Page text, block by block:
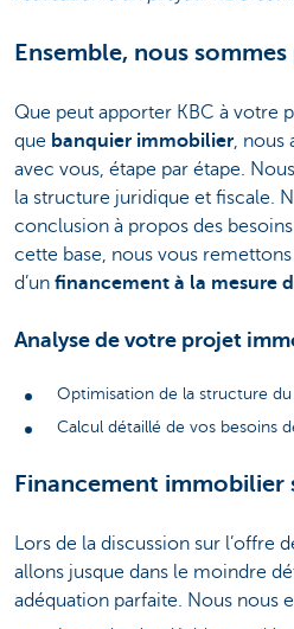
Ensemble, nous
Que peut apporter KBC à votre
que banquier immobilier, nous
avec vous, étape par étape.
la structure juridique et fiscale.
conclusion à propos des
cette base, nous vous
d’un financement à la mesure
Analyse de votre projet
Optimisation de la structure
Calcul détaillé de vos besoins
Financement immobilier
Lors de la discussion sur l’offre
allons jusque dans le moindre
adéquation parfaite. Nous nous